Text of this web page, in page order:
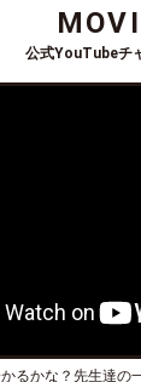
公式YouTubeチ
るかな？先生達の